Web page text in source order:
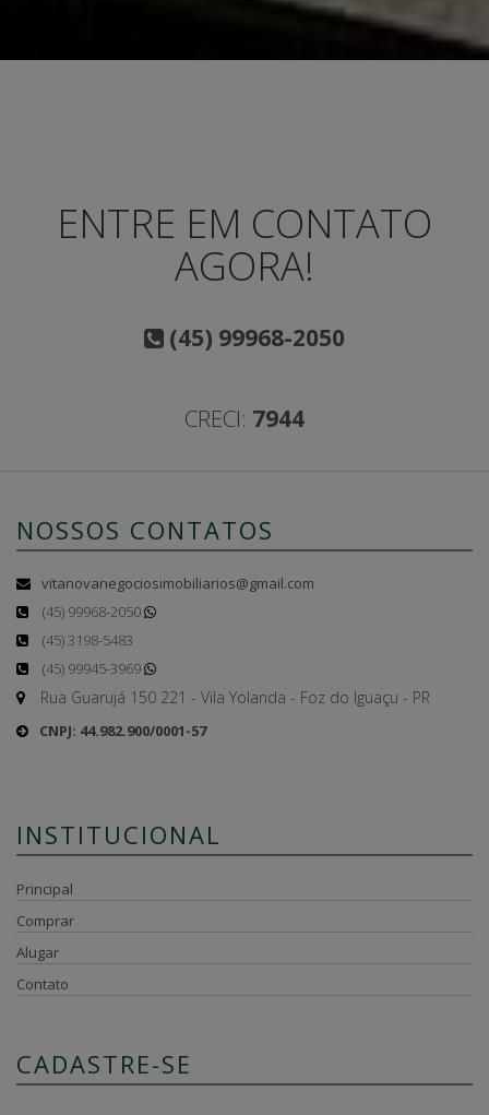
ENTRE EM CONTATO
AGORA!
(45) 99968-2050
CRECI: 7944
NOSSOS CONTATOS
vitanovanegociosimobiliarios@gmail.com
(45) 99968-2050
(45) 3198-5483
(45) 99945-3969
Rua Guarujá 150 221 - Vila Yolanda - Foz do Iguaçu - PR
CNPJ: 44.982.900/0001-57
INSTITUCIONAL
Principal
Comprar
Alugar
Contato
CADASTRE-SE